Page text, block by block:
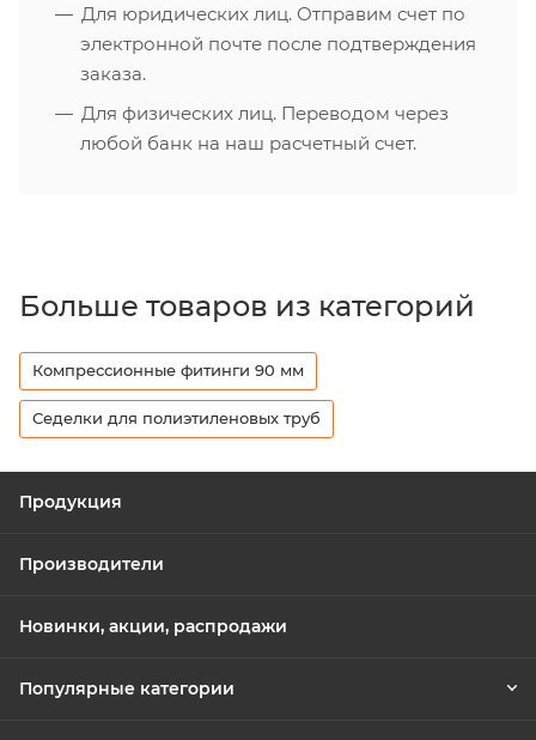
Для юридических лиц. Отправим счет по
электронной почте после подтверждения
заказа.
Для физических лиц. Переводом через
любой банк на наш расчетный счет.
Больше товаров из категорий
Компрессионные фитинги 90 мм
Седелки для полиэтиленовых труб
Продукция
Производители
Новинки, акции, распродажи
Популярные категории